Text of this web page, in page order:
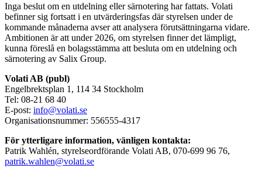
Inga beslut om en utdelning eller särnotering har fattats. Volati
befinner sig fortsatt i en utvärderingsfas där styrelsen under de
kommande månaderna avser att analysera förutsättningarna vidare.
Ambitionen är att under 2026, om styrelsen finner det lämpligt,
kunna föreslå en bolagsstämma att besluta om en utdelning och
särnotering av Salix Group.
Volati AB (publ)
Engelbrektsplan 1, 114 34 Stockholm
Tel: 08-21 68 40
E-post: info@volati.se
Organisationsnummer: 556555-4317
För ytterligare information, vänligen kontakta:
Patrik Wahlén, styrelseordförande Volati AB, 070-699 96 76,
patrik.wahlen@volati.se